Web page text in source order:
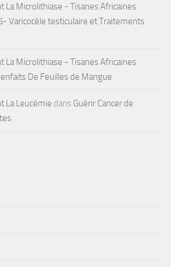
La Microlithiase - Tisanes Africaines
Varicocèle testiculaire et Traitements
La Microlithiase - Tisanes Africaines
De Feuilles de Mangue
La Leucémie dans Guérir Cancer de